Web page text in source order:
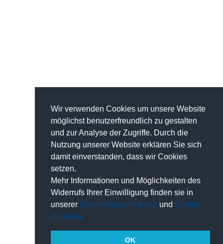
Wir verwenden Cookies um unsere Website
möglichst benutzerfreundlich zu gestalten
und zur Analyse der Zugriffe. Durch die
Nutzung unserer Website erklären Sie sich
damit einverstanden, dass wir Cookies
setzen.
Mehr Informationen und Möglichkeiten des
Widerrufs Ihrer Einwilligung finden sie in
unserer Datenschutzerklärung und Cookie-
Richtlinie
OK